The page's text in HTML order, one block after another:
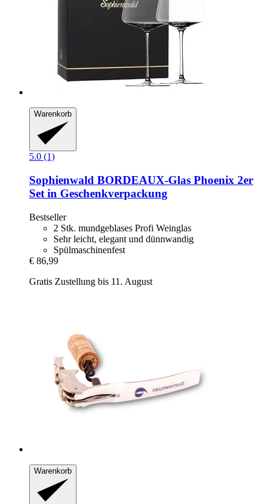
Warenkorb
5.0 (1)
Sophienwald BORDEAUX-​Glas Phoenix 2er
Set in Geschenkverpackung
Bestseller
2 Stk. mundgeblases Profi Weinglas
Sehr leicht, elegant und dünnwandig
Spülmaschinenfest
€ 86,99
Gratis Zustellung bis 11. August
Warenkorb